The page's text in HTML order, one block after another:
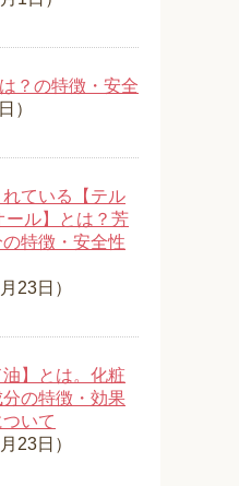
？の特徴・安全
）
ている【テル
ール】とは？芳
特徴・安全性
23日）
油】とは。化粧
の特徴・効果
いて
23日）